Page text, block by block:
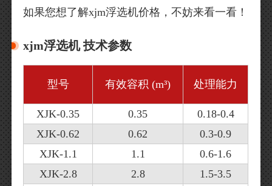
如果您想了解xjm浮选机价格，不妨来看一看！
xjm浮选机 技术参数
型号 有效容积 (m³) 处理能力
XJK-0.35 0.35
0.18-0.4
XJK-0.62
0.62
0.3-0.9
XJK-1.1
1.1
0.6-1.6
XJK-2.8
2.8
1.5-3.5